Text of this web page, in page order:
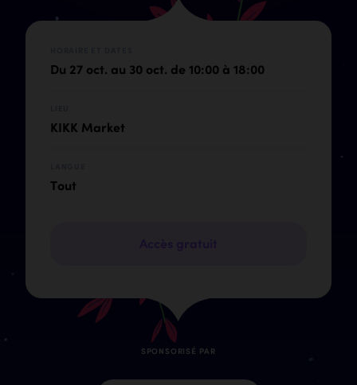
Du 27 oct. au 30 oct. de 10:00 à 18:00
KIKK Market
Tout
SPONSORISÉ PAR